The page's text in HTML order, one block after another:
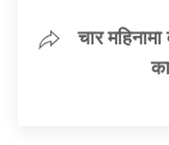
चार